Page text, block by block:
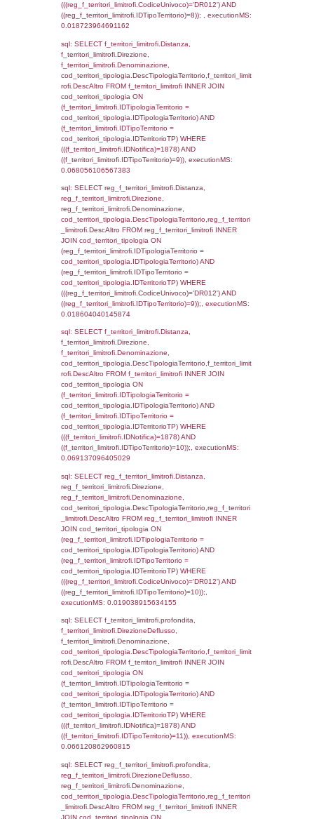
((f_territori_limitrofi.IDTipoTerritorio)=2)),
0.068165063858032
sql: SELECT f_territori_limitrofi.Distanza,
f_territori_limitrofi.Direzione,
f_territori_limitrofi.Denominazione,
f_territori_limitrofi.DescAltro FROM
JOIN cod_territori_tipologia ON
(f_territori_limitrofi.IDTipologiaTerritorio =
cod_territori_tipologia.IDTipologiaTerritorio)
(f_territori_limitrofi.IDTipoTerritorio =
cod_territori_tipologia.IDTerritorioTP)
(((f_territori_limitrofi.IDNotifica)=1878) AND
((f_territori_limitrofi.IDTipoTerritorio)=3)),
0.06965708732605
sql: SELECT f_territori_limitrofi.Distanza,
f_territori_limitrofi.Direzione,
f_territori_limitrofi.Denominazione,
rofi.DescAltro FROM f_territori_limitrofi
cod_territori_tipologia ON
(f_territori_limitrofi.IDTipologiaTerritorio =
cod_territori_tipologia.IDTipologiaTerritorio)
(f_territori_limitrofi.IDTipoTerritorio =
cod_territori_tipologia.IDTerritorioTP)
(((f_territori_limitrofi.IDNotifica)=1878) AND
((f_territori_limitrofi.IDTipoTerritorio)=4)),
sql: SELECT f_territori_limitrofi.Distanza,
f_territori_limitrofi.Direzione,
f_territori_limitrofi.Denominazione,
f_territori_limitrofi.DescAltro FROM
JOIN cod_territori_tipologia ON
(f_territori_limitrofi.IDTipologiaTerritorio =
(f_territori_limitrofi.IDTipoTerritorio =
cod_territori_tipologia.IDTerritorioTP)
(((f_territori_limitrofi.IDNotifica)=1878) AND
((f_territori_limitrofi.IDTipoTerritorio)=5)),
0.069833040237427
sql: SELECT
reg_f_territori_limitrofi.Direzione,
reg_f_territori_limitrofi.Denominazione,
_limitrofi.DescAltro FROM
JOIN cod_territori_tipologia ON
(reg_f_territori_limitrofi.IDTipologiaTerritorio =